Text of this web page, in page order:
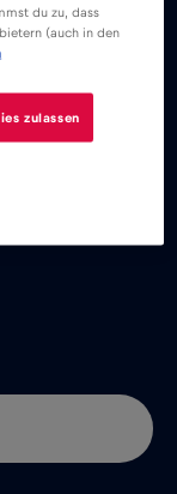
du zu, dass
(auch in den
zulassen